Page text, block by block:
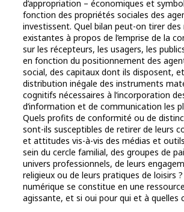
d’appropriation – économiques et
fonction des propriétés sociales des
investissent. Quel bilan peut-on tirer des
existantes à propos de l’emprise de la
sur les récepteurs, les usagers, les
en fonction du positionnement des
social, des capitaux dont ils disposent,
distribution inégale des instruments
cognitifs nécessaires à l’incorporation
d’information et de communication les
Quels profits de conformité ou de
sont-ils susceptibles de retirer de leurs
et attitudes vis-à-vis des médias et
sein du cercle familial, des groupes de
univers professionnels, de leurs
religieux ou de leurs pratiques de loisirs
numérique se constitue en une
agissante, et si oui pour qui et à quelles